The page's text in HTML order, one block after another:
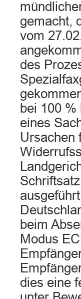
gemacht,
vom
des
bei 100
eines
Ursachen
beim
Modus
dies eine